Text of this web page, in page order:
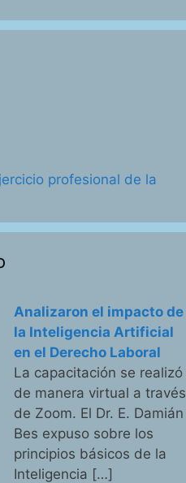
profesional de la
Analizaron el impacto de
la Inteligencia Artificial
en el Derecho Laboral
La capacitación se realizó
de manera virtual a través
de Zoom. El Dr. E. Damián
Bes expuso sobre los
principios básicos de la
Inteligencia […]